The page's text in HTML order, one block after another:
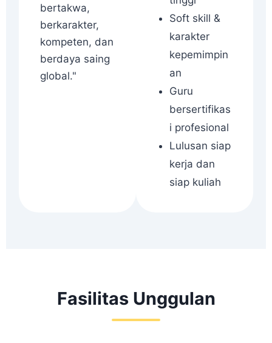
bertakwa,
berkarakter,
kompeten, dan
berdaya saing
global."
Soft skill &
karakter
kepemimpin
an
Guru
bersertifikas
i profesional
Lulusan siap
kerja dan
siap kuliah
Fasilitas Unggulan